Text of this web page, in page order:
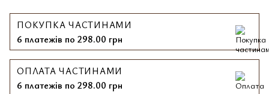
ПОКУПКА ЧАСТИНАМИ
6 платежів по 298.00 грн
ОПЛАТА ЧАСТИНАМИ
6 платежів по 298.00 грн